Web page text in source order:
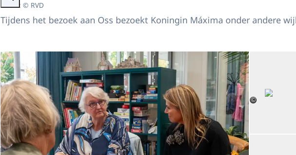
Beeld: © RVD
Tijdens het bezoek aan Oss bezoekt Koningin Máxima onder andere
©